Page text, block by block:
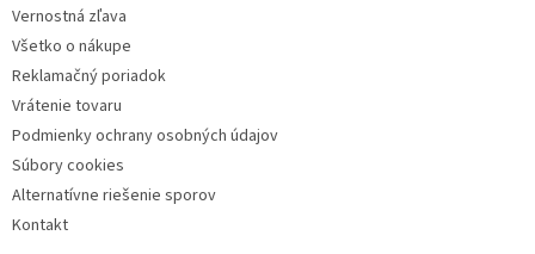
Vernostná zľava
Všetko o nákupe
Reklamačný poriadok
Vrátenie tovaru
Podmienky ochrany osobných údajov
Súbory cookies
Alternatívne riešenie sporov
Kontakt